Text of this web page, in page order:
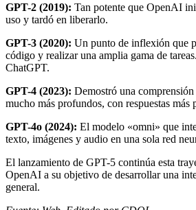
GPT-2 (2019): Tan potente que OpenAI
uso y tardó en liberarlo.
GPT-3 (2020): Un punto de inflexión que
código y realizar una amplia gama de
ChatGPT.
GPT-4 (2023): Demostró una
mucho más profundos, con respuestas más
GPT-4o (2024): El modelo «omni» que
texto, imágenes y audio en una sola red
El lanzamiento de GPT-5 continúa esta
OpenAI a su objetivo de desarrollar una
general.